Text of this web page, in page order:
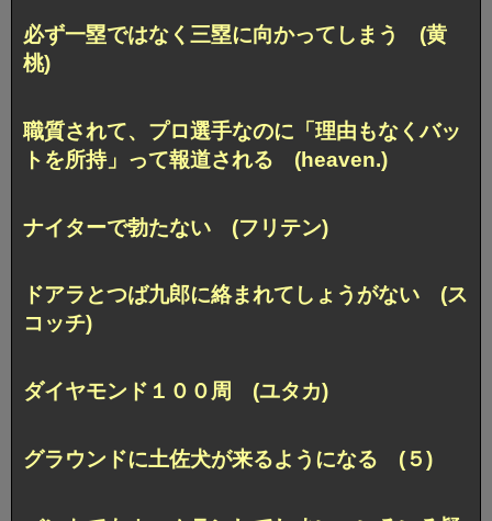
必ず一塁ではなく三塁に向かってしまう (黄
桃)
職質されて、プロ選手なのに「理由もなくバッ
トを所持」って報道される (heaven.)
ナイターで勃たない (フリテン)
ドアラとつば九郎に絡まれてしょうがない (ス
コッチ)
ダイヤモンド１００周 (ユタカ)
グラウンドに土佐犬が来るようになる (５)